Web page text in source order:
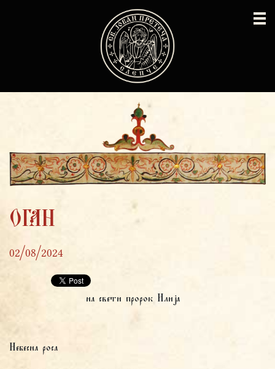
ОГАН
02/08/2024
на свети пророк Илија
Небесна роса